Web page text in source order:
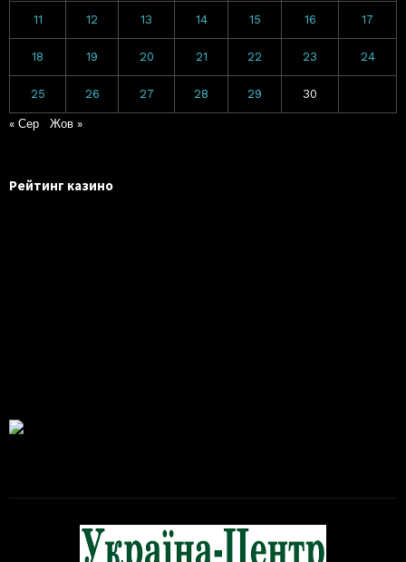
11 12 13 14 15 16 17
18 19 20 21 22 23 24
25 26 27 28 29 30
« Сер Жов »
Рейтинг казино